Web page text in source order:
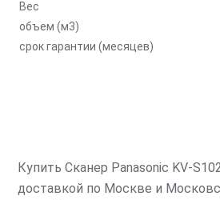
Вес
объем (м3)
срок гарантии (месяцев)
Купить Сканер Panasonic KV-
доставкой по Москве и